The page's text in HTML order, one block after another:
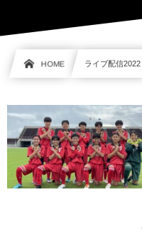
HOME ライブ配信2022